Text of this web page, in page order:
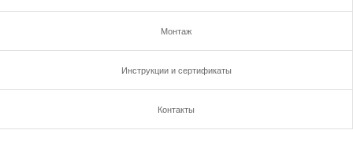
Монтаж
Инструкции и сертификаты
Контакты